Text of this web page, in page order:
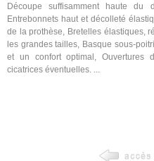
Découpe suffisamment haute du
Entrebonnets haut et décolleté
de la prothèse, Bretelles élastiques,
les grandes tailles, Basque sous-
et un confort optimal, Ouvertures
cicatrices éventuelles. ...